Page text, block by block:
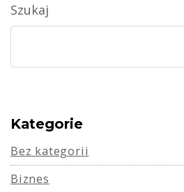
Szukaj
Kategorie
Bez kategorii
Biznes